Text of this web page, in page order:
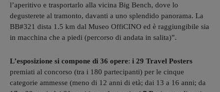
l’aperitivo e trasportarlo alla vicina Big Bench, dove lo
degusterete al tramonto, davanti a uno splendido panorama. La
BB#321 dista 1.5 km dal Museo OffiCINO ed è raggiungibile sia
in macchina che a piedi (percorso di andata in salita)”.
L’esposizione si compone di 36 opere: i 29 Travel Posters
premiati al concorso (tra i 180 partecipanti) per le cinque
categorie ammesse (meno di 12 anni di età; dai 13 a 16 anni; da